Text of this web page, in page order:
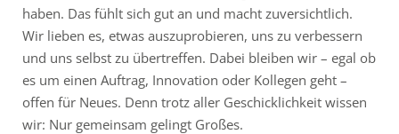
haben. Das fühlt sich gut an und macht zuversichtlich.
Wir lieben es, etwas auszuprobieren, uns zu verbessern
und uns selbst zu übertreffen. Dabei bleiben wir – egal ob
es um einen Auftrag, Innovation oder Kollegen geht –
offen für Neues. Denn trotz aller Geschicklichkeit wissen
wir: Nur gemeinsam gelingt Großes.